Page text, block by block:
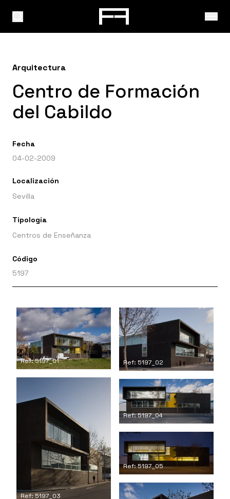
Arquitectura
Centro de Formación
del Cabildo
Fecha
04-02-2009
Localización
Sevilla
Tipología
Centros de Enseñanza
Código
5197
Ref: 5197_01 Ref: 5197_02
Ref: 5197_03
Ref: 5197_04
Ref: 5197_05